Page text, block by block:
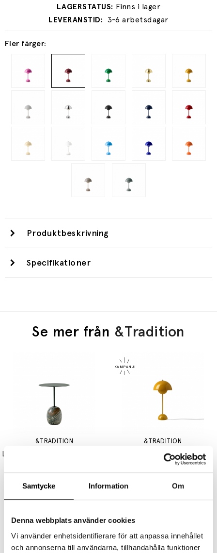
Samtycke Information Om
Denna webbplats använder cookies
Vi använder enhetsidentifierare för att anpassa innehållet
och annonserna till användarna, tillhandahålla funktioner
Fler färger:
3-6 arbetsdagar
Produktbeskrivning
Specifikationer
Se mer från &Tradition
&TRADITION &TRADITION
Flowerpot Bordslampa VP3 Mustard
2740 kr